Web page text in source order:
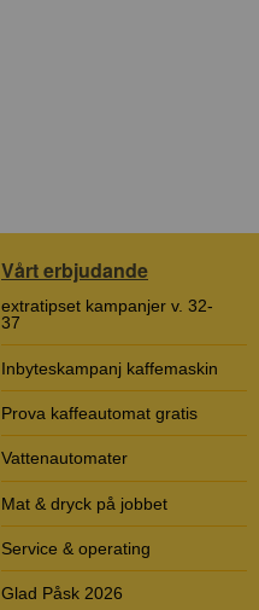
Vårt erbjudande
extratipset kampanjer v. 32-
37
Inbyteskampanj kaffemaskin
Prova kaffeautomat gratis
Vattenautomater
Mat & dryck på jobbet
Service & operating
Glad Påsk 2026